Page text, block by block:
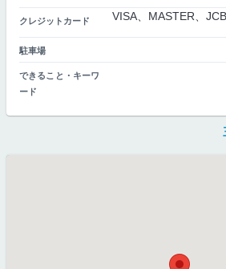
クレジットカード VISA、MASTER、
駐車場
できること・キーワ
ード